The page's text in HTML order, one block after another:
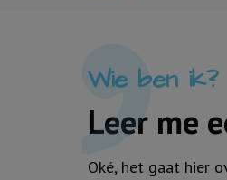
Wie ben ik?
Leer me
Oké, het gaat hier